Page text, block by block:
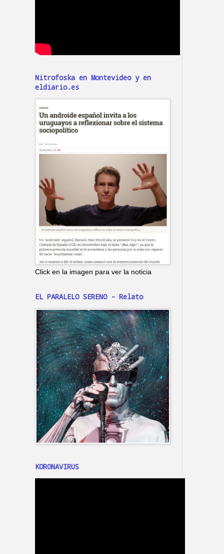
Nitrofoska en Montevideo y en
eldiario.es
Click en la imagen para ver la noticia
EL PARALELO SERENO - Relato
KORONAVIRUS